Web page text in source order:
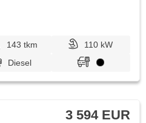
143 tkm
110 kW
Diesel
3 594 EUR